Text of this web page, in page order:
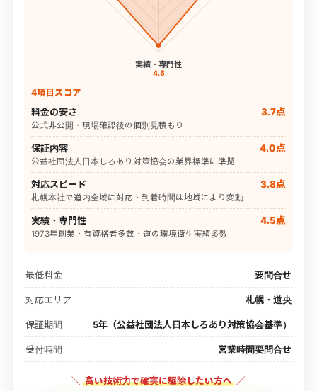
実績・専門性
4.5
4項目スコア
料金の安さ 3.7点
公式非公開・現場確認後の個別見積もり
保証内容 4.0点
公益社団法人日本しろあり対策協会の業界標準に準拠
対応スピード 3.8点
札幌本社で道内全域に対応・到着時間は地域により変動
実績・専門性 4.5点
1973年創業・有資格者多数・道の環境衛生実績多数
最低料金 要問合せ
対応エリア 札幌・道央
保証期間 5年（公益社団法人日本しろあり対策協会基準）
受付時間 営業時間要問合せ
＼ 高い技術力で確実に駆除したい方へ ／